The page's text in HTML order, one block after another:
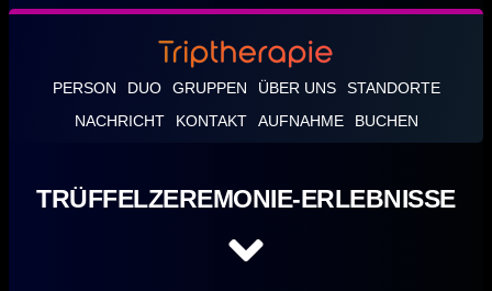
PERSON DUO GRUPPEN ÜBER UNS
STANDORTE
NACHRICHT
KONTAKT AUFNAHME BUCHEN
TRÜFFELZEREMONIE-ERLEBNISSE